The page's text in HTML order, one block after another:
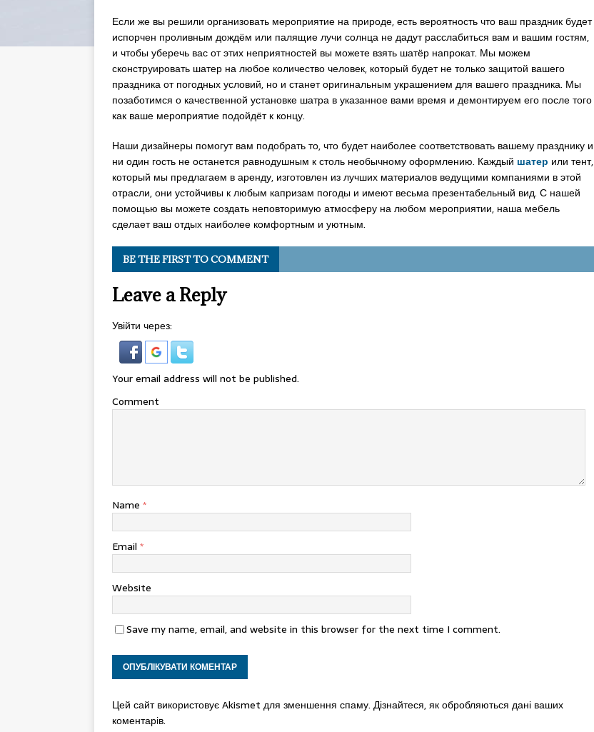
Если же вы решили организовать мероприятие на природе, есть вероятность что ваш праздник будет
испорчен проливным дождём или палящие лучи солнца не дадут расслабиться вам и вашим гостям,
и чтобы уберечь вас от этих неприятностей вы можете взять шатёр напрокат. Мы можем
сконструировать шатер на любое количество человек, который будет не только защитой вашего
праздника от погодных условий, но и станет оригинальным украшением для вашего праздника. Мы
позаботимся о качественной установке шатра в указанное вами время и демонтируем его после того
как ваше мероприятие подойдёт к концу.
Наши дизайнеры помогут вам подобрать то, что будет наиболее соответствовать вашему празднику и
ни один гость не останется равнодушным к столь необычному оформлению. Каждый шатер или тент,
который мы предлагаем в аренду, изготовлен из лучших материалов ведущими компаниями в этой
отрасли, они устойчивы к любым капризам погоды и имеют весьма презентабельный вид. С нашей
помощью вы можете создать неповторимую атмосферу на любом мероприятии, наша мебель
сделает ваш отдых наиболее комфортным и уютным.
BE THE FIRST TO COMMENT
Leave a Reply
Увійти через:
Your email address will not be published.
Comment
Name *
Email *
Website
Save my name, email, and website in this browser for the next time I comment.
Цей сайт використовує Akismet для зменшення спаму. Дізнайтеся, як обробляються дані ваших
коментарів.